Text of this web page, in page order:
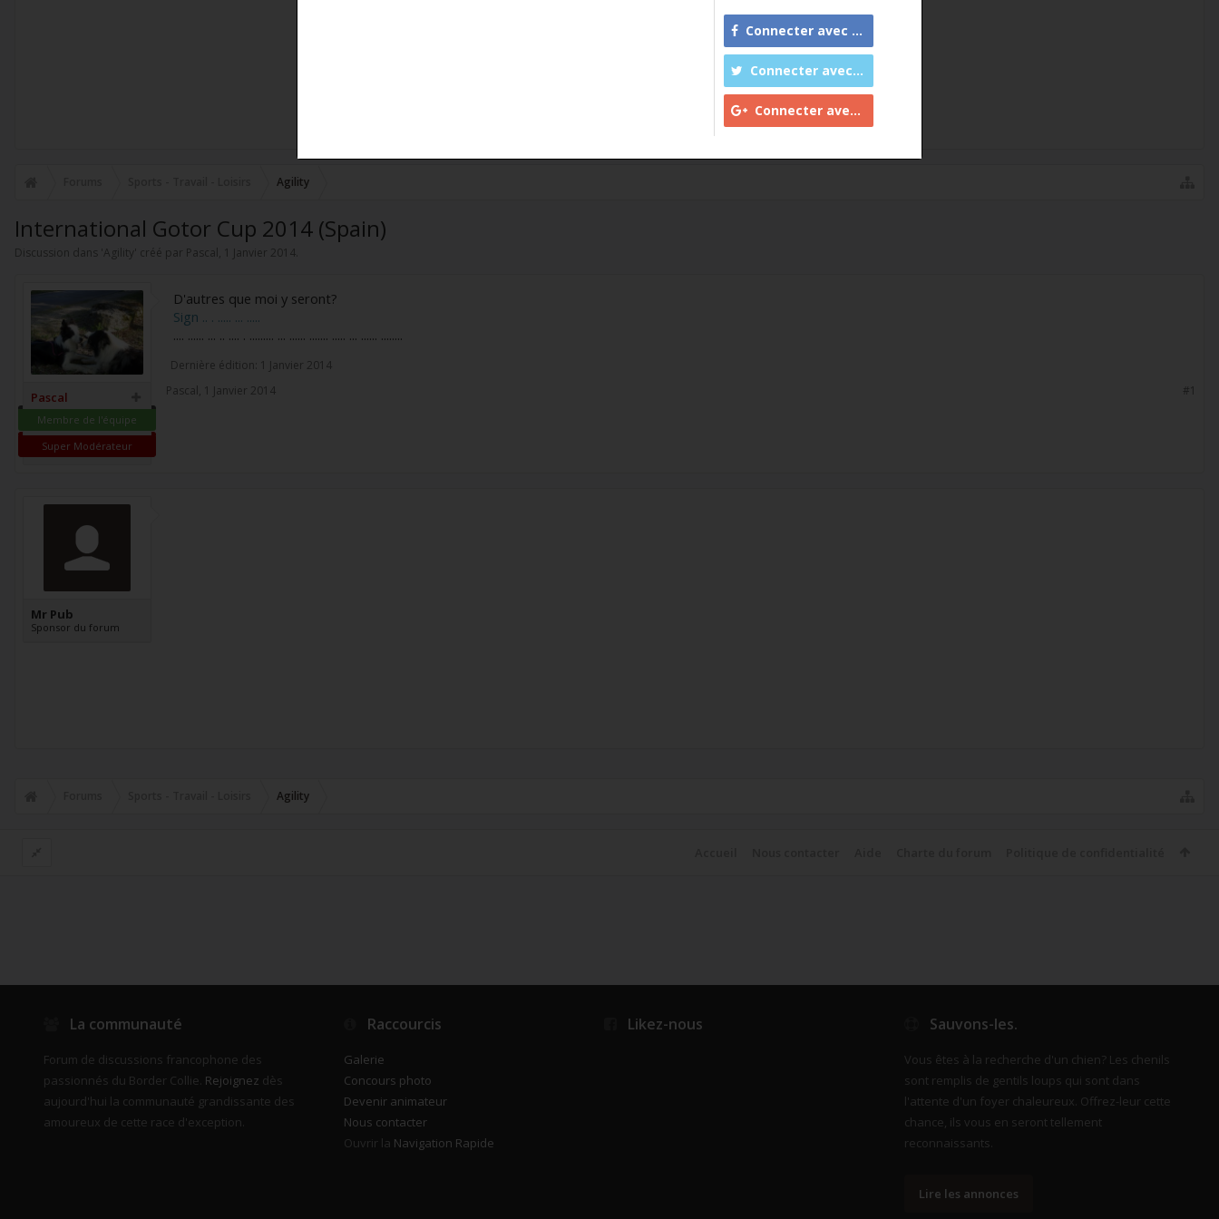
Agility
International Gotor Cup 2014 (Spain)
Discussion dans 'Agility ' créé par Pascal, 1 Janvier 2014
Pascal
Membre de l'équipe
Super Modérateur
D'autres que moi y seront?
Sign .. . ..... ... .....
.... ...... ... .. .... . ......... ... ...... ....... ..... ... ...... ........
Dernière édition: 1 Janvier 2014
Pascal, 1 Janvier 2014 #1
Mr Pub
Sponsor du forum
Agility
La communauté
Forum de discussions francophone des
passionnés du Border Collie. Rejoignez dès
aujourd'hui la communauté grandissante des
amoureux de cette race d'exception.
Raccourcis
Galerie
Concours photo
Devenir animateur
Nous contacter
Ouvrir la Navigation Rapide
Likez-nous Sauvons-les.
Vous êtes à la recherche d'un chien? Les chenils
sont remplis de gentils loups qui sont dans
l'attente d'un foyer chaleureux. Offrez-leur cette
chance, ils vous en seront tellement
reconnaissants.
Lire les annonces
Connecter avec Facebook
Connecter avec Twitter
Connecter avec Google